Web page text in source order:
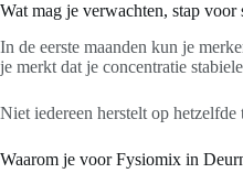
Wat mag je verwachten, stap voor
In de eerste maanden kun je
je merkt dat je concentratie
Niet iedereen herstelt op
Waarom je voor Fysiomix in